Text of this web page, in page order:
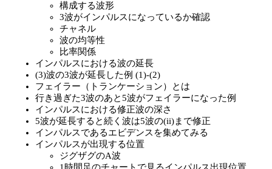
構成する波形
3波がインパルスになっているか確認
チャネル
波の均等性
比率関係
インパルスにおける波の延長
(3)波の3波が延長した例 (1)-(2)
フェイラー（トランケーション）とは
行き過ぎた3波のあと5波がフェイラーになった例
インパルスにおける修正波の深さ
5波が延長すると続く波は5波の(ii)まで修正
インパルスであるエビデンスを集めてみる
インパルスが出現する位置
ジグザグのA波